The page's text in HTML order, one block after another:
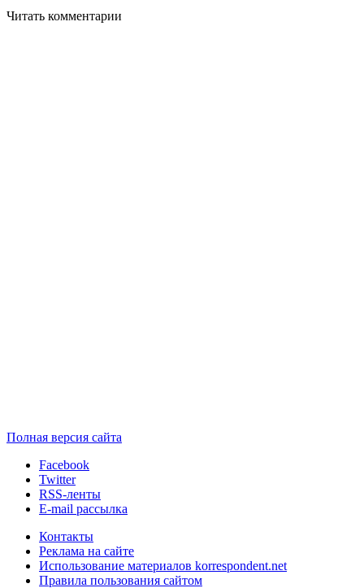
Читать комментарии
Полная версия сайта
Facebook
Twitter
RSS-ленты
E-mail рассылка
Контакты
Реклама на сайте
Использование материалов korrespondent.net
Правила пользования сайтом